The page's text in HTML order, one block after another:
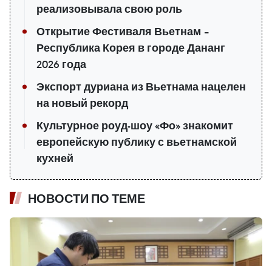
реализовывала свою роль
Открытие Фестиваля Вьетнам –
Республика Корея в городе Дананг
2026 года
Экспорт дуриана из Вьетнама нацелен
на новый рекорд
Культурное роуд-шоу «Фо» знакомит
европейскую публику с вьетнамской
кухней
НОВОСТИ ПО ТЕМЕ